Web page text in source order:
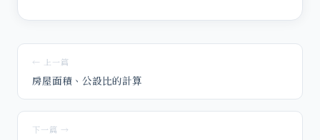
← 上一篇
房屋面積、公設比的計算
下一篇 →